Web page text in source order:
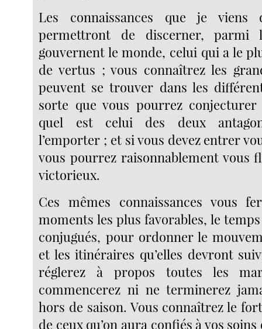
Les connaissances que je viens
permettront de discerner, parmi
gouvernent le monde, celui qui a le
de vertus ; vous connaîtrez les
peuvent se trouver dans les
sorte que vous pourrez conjecturer
quel est celui des deux
l’emporter ; et si vous devez entrer
vous pourrez raisonnablement vous
victorieux.
Ces mêmes connaissances vous
moments les plus favorables, le temps
conjugués, pour ordonner le
et les itinéraires qu’elles devront
réglerez à propos toutes les
commencerez ni ne terminerez
hors de saison. Vous connaîtrez le
de ceux qu’on aura confiés à vos